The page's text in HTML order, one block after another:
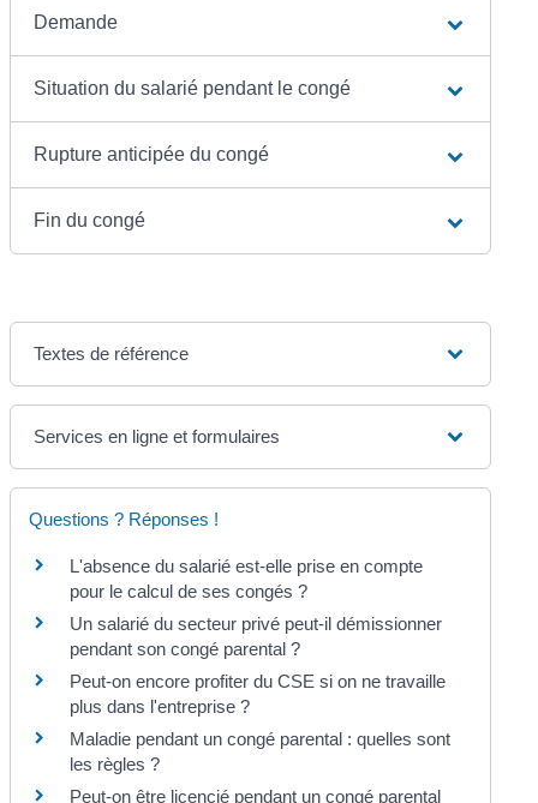
Demande
Situation du salarié pendant le congé
Rupture anticipée du congé
Fin du congé
Textes de référence
Services en ligne et formulaires
Questions ? Réponses !
L'absence du salarié est-elle prise en compte
pour le calcul de ses congés ?
Un salarié du secteur privé peut-il démissionner
pendant son congé parental ?
Peut-on encore profiter du CSE si on ne travaille
plus dans l'entreprise ?
Maladie pendant un congé parental : quelles sont
les règles ?
Peut-on être licencié pendant un congé parental